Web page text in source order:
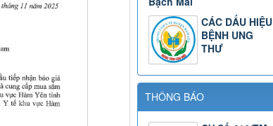
CÁC DẤU HIỆU
BỆNH UNG
THƯ
THÔNG BÁO